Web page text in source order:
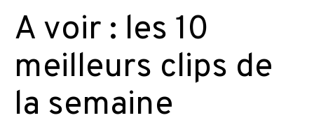
A voir : les 10
meilleurs clips de
la semaine